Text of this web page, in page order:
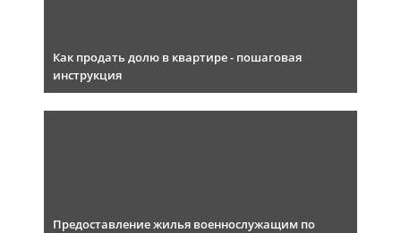
Как продать долю в квартире - пошаговая
инструкция
Предоставление жилья военнослужащим по